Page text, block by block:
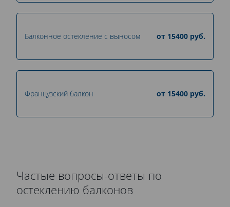
Балконное остекление с выносом от 15400 руб.
Французский балкон от 15400 руб.
Частые вопросы-ответы по
остеклению балконов